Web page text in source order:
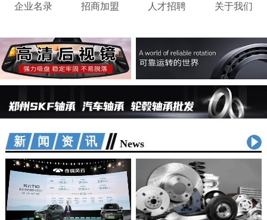
企业名录 招商加盟 人才招聘 关于我们
新闻资讯 News